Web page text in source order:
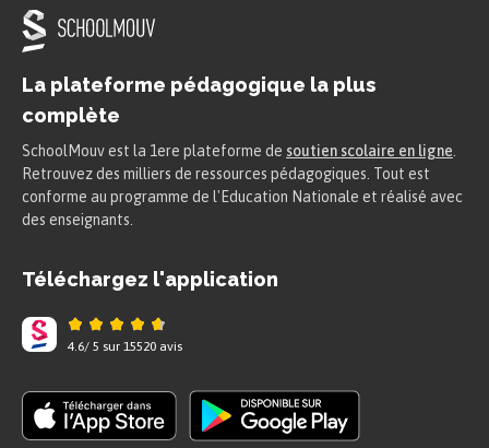
La plateforme pédagogique la plus
complète
SchoolMouv est la 1ere plateforme de soutien scolaire en ligne
Retrouvez des milliers de ressources pédagogiques. Tout est
conforme au programme de l'Education Nationale et réalisé avec
des enseignants.
Téléchargez l'application
4.6/ 5 sur 15520 avis